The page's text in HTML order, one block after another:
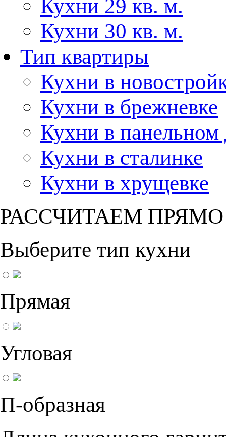
Кухни 29 кв. м.
Кухни 30 кв. м.
Тип квартиры
Кухни в
Кухни в брежневке
Кухни в панельном
Кухни в сталинке
Кухни в хрущевке
РАССЧИТАЕМ
Выберите тип кухни
Прямая
Угловая
П-образная